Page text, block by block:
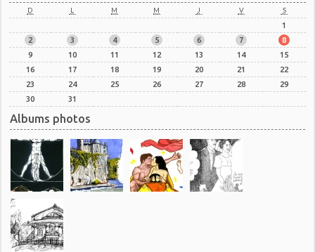
D L M M J V S
1
2
3 4 5 6 7
8
9
10 11 12 13 14
15
16
17 18 19 20 21
22
23
24 25 26 27 28
29
30
31
Albums photos